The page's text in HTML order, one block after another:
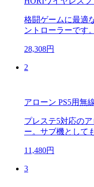
格闘ゲームに最適
ントローラーです。
28,308円
2
アローン PS5用無
プレステ5対応の
ー。サブ機として
11,480円
3